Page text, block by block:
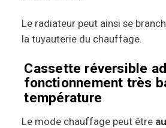
Le radiateur peut ainsi se
la tuyauterie du chauffage.
Cassette réversible
fonctionnement très
température
Le mode chauffage peut être